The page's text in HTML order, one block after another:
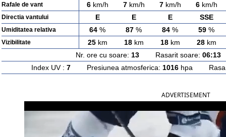
Rafale de vant 6km/h 7km/h 7km/h 6km/h
Directia vantului E E E SSE
Umiditatea relativa 64 % 87 % 84 % 59 %
Vizibilitate 25km 18km 18km 28km
Nr. ore cu soare: 13Rasarit soare: 06:13
Index UV : 7Presiunea atmosferica: 1016hpa
ADVERTISEMENT